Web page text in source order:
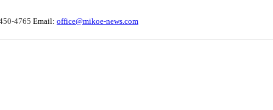
4765 Email: office@mikoe-news.com